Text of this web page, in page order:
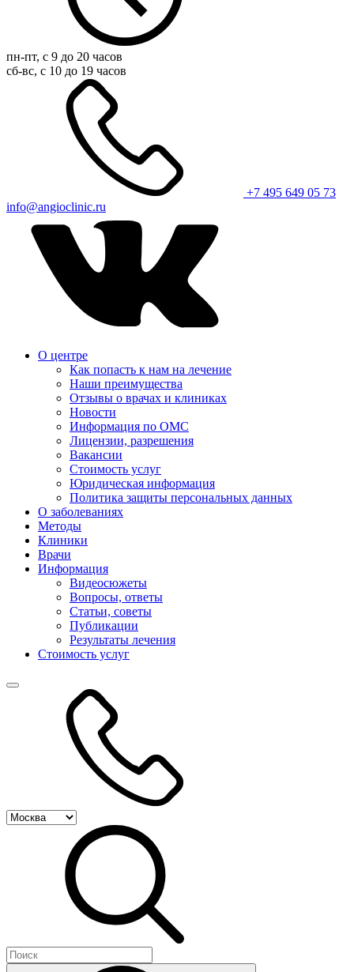
пн-пт, с 9 до 20 часов
сб-вс, с 10 до 19 часов
+7 495 649 05 73
info@angioclinic.ru
О центре
Как попасть к нам на лечение
Наши преимущества
Отзывы о врачах и клиниках
Новости
Информация по ОМС
Лицензии, разрешения
Вакансии
Стоимость услуг
Юридическая информация
Политика защиты персональных данных
О заболеваниях
Методы
Клиники
Врачи
Информация
Видеосюжеты
Вопросы, ответы
Статьи, советы
Публикации
Результаты лечения
Стоимость услуг